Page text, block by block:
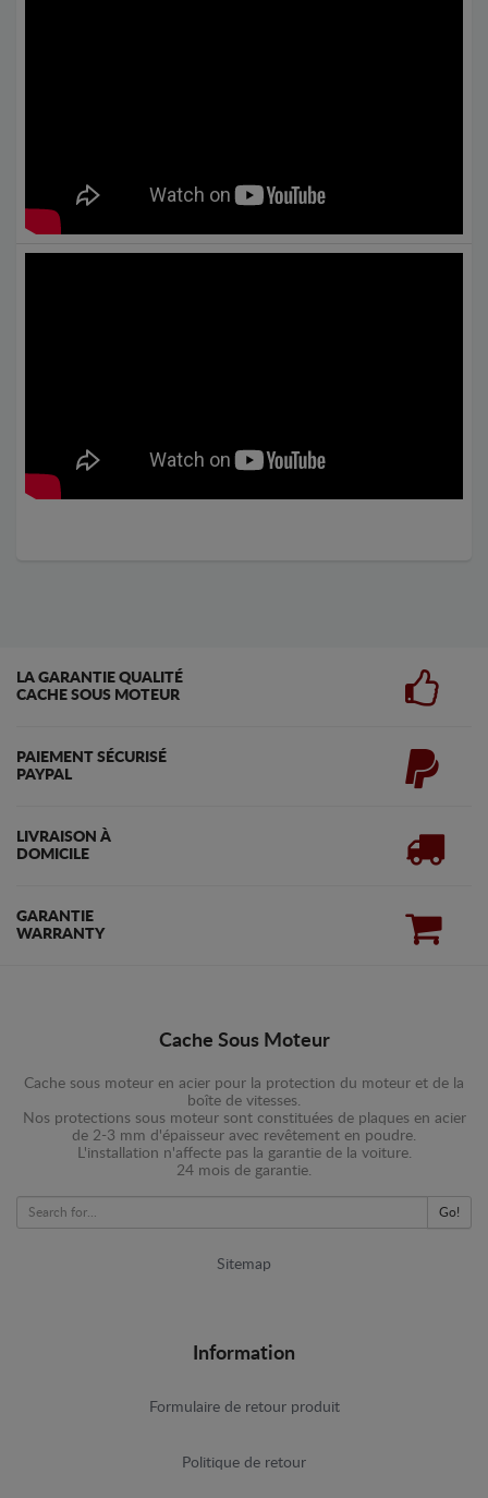
LA GARANTIE QUALITÉ
CACHE SOUS MOTEUR
PAIEMENT SÉCURISÉ
PAYPAL
LIVRAISON À
DOMICILE
GARANTIE
WARRANTY
Cache Sous Moteur
Cache sous moteur en acier pour la protection du moteur et de la
boîte de vitesses.
Nos protections sous moteur sont constituées de plaques en acier
de 2-3 mm d'épaisseur avec revêtement en poudre.
L'installation n'affecte pas la garantie de la voiture.
24 mois de garantie.
Go!
Sitemap
Information
Formulaire de retour produit
Politique de retour